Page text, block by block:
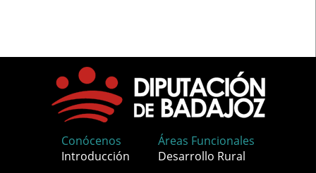
Conócenos
Introducción
Áreas Funcionales
Desarrollo Rural